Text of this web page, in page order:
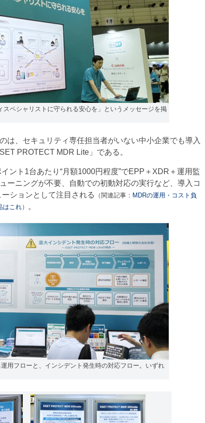
ペシャリストに守られる安心を」というメッセージを掲
、セキュリティ専任担当者がいない中小企業でも導入
PROTECT MDR Lite」である。
ント1台あたり“月額1000円程度”でEPP＋XDR＋運用監
ーニングが不要、自動での初動対応の実行など、導入コ
ションとして注目される
（関連記事： MDRの運用・コスト負
はこれ） 。
用フローと、インシデント発生時の対応フロー。いずれ